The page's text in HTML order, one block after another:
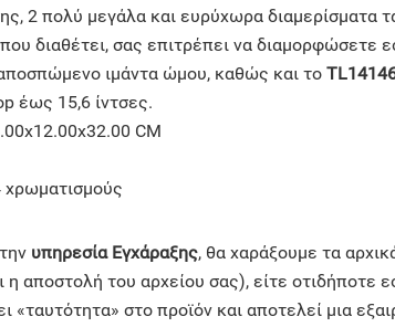
2 πολύ μεγάλα και ευρύχωρα διαμερίσματα
διαθέτει, σας επιτρέπει να διαμορφώσετε
ιμάντα ώμου, καθώς και το
έως 15,6 ίντσες.
CM
χρωματισμούς
υπηρεσία Εγχάραξης, θα χαράξουμε τα
η αποστολή του αρχείου σας), είτε οτιδήποτε
«ταυτότητα» στο προϊόν και αποτελεί μια